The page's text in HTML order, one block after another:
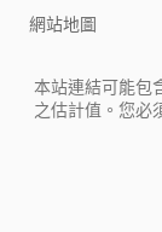
網站地圖
本站連結可能包
之估計值。您必